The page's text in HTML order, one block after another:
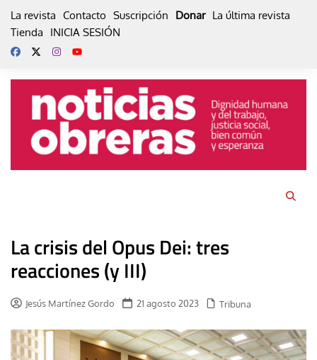
La revista Contacto Suscripción Donar La última revista
Tienda
INICIA SESIÓN
La crisis del Opus Dei: tres
reacciones (y III)
Jesús Martínez Gordo 21 agosto 2023 Tribuna